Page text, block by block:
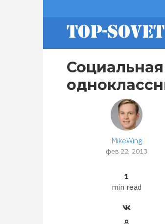
footer
menu
MikeWing
фев 22, 2013
1
min read